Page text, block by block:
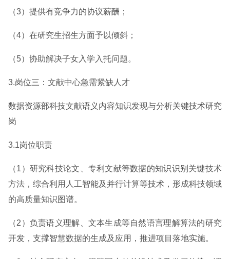
（3）提供有竞争力的协议薪酬；
（4）在研究生招生方面予以倾斜；
（5）协助解决子女入学入托问题。
3.岗位三：文献中心急需紧缺人才
数据资源部科技文献语义内容知识发现与分析关键技术研究
岗
3.1岗位职责
（1）研究科技论文、专利文献等数据的知识识别关键技术
方法，综合利用人工智能及并行计算等技术，形成科技领域
的高质量知识图谱。
（2）负责语义理解、文本生成等自然语言理解算法的研究
开发，支撑智慧数据的生成及应用，推进项目落地实施。